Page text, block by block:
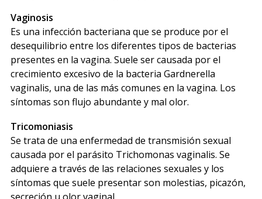
Vaginosis
Es una infección bacteriana que se produce por el
desequilibrio entre los diferentes tipos de bacterias
presentes en la vagina. Suele ser causada por el
crecimiento excesivo de la bacteria Gardnerella
vaginalis, una de las más comunes en la vagina. Los
síntomas son flujo abundante y mal olor.
Tricomoniasis
Se trata de una enfermedad de transmisión sexual
causada por el parásito Trichomonas vaginalis. Se
adquiere a través de las relaciones sexuales y los
síntomas que suele presentar son molestias, picazón,